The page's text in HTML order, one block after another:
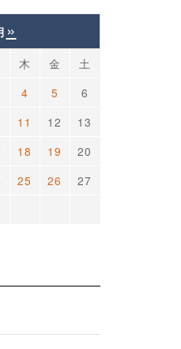
»
木 金
土
4 5
6
11 12
13
18 19
20
25 26
27